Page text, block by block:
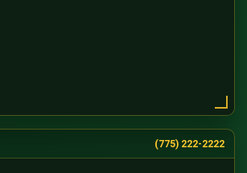
(775) 222-2222